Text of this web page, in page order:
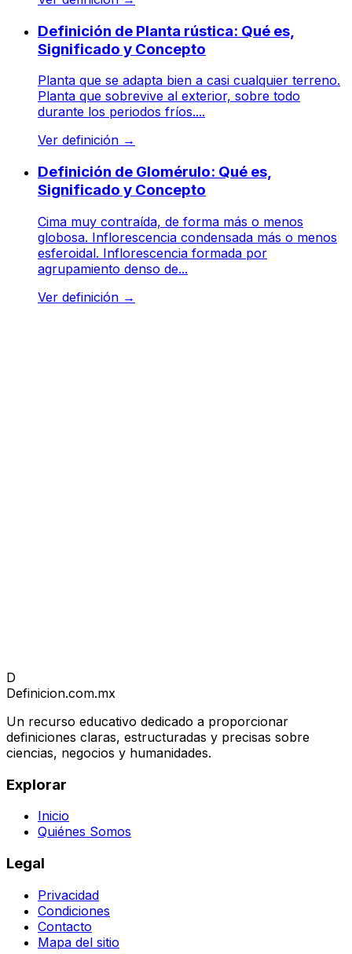
Definición de Planta rústica: Qué es,
Significado y Concepto
Planta que se adapta bien a casi cualquier terreno.
Planta que sobrevive al exterior, sobre todo
durante los periodos fríos....
Ver definición →
Definición de Glomérulo: Qué es,
Significado y Concepto
Cima muy contraída, de forma más o menos
globosa. Inflorescencia condensada más o menos
esferoidal. Inflorescencia formada por
agrupamiento denso de...
Ver definición →
D
Definicion.com.mx
Un recurso educativo dedicado a proporcionar
definiciones claras, estructuradas y precisas sobre
ciencias, negocios y humanidades.
Explorar
Inicio
Quiénes Somos
Legal
Privacidad
Condiciones
Contacto
Mapa del sitio